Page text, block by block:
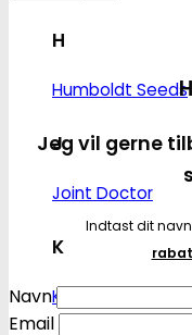
H
Humboldt Seeds
J
Joint Doctor
K
Kannabia
Jeg vil gerne
Indtast dit
Navn
Email